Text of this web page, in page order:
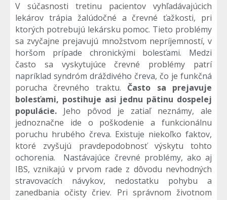
V súčasnosti tretinu pacientov vyhľadávajúcich
lekárov trápia žalúdočné a črevné ťažkosti, pri
ktorých potrebujú lekársku pomoc. Tieto problémy
sa zvyčajne prejavujú množstvom nepríjemností, v
horšom prípade chronickými bolesťami. Medzi
často sa vyskytujúce črevné problémy patrí
napríklad syndróm dráždivého čreva, čo je funkčná
porucha črevného traktu. Často sa prejavuje
bolesťami, postihuje asi jednu pätinu dospelej
populácie. Jeho pôvod je zatiaľ neznámy, ale
jednoznačne ide o poškodenie a funkcionálnu
poruchu hrubého čreva. Existuje niekoľko faktov,
ktoré zvyšujú pravdepodobnosť výskytu tohto
ochorenia. Nastávajúce črevné problémy, ako aj
IBS, vznikajú v prvom rade z dôvodu nevhodných
stravovacích návykov, nedostatku pohybu a
zanedbania očisty čriev. Pri správnom životnom